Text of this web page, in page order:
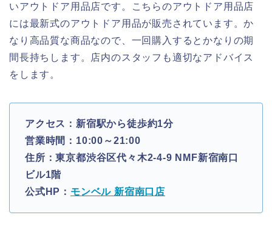
いアウトドア用品店です。こちらのアウトドア用品店
には最新式のアウトドア用品が販売されています。か
なり高品質な商品なので、一回購入するとかなりの期
間長持ちします。店内のスタッフも適切なアドバイス
をします。
アクセス：新宿駅から徒歩約1分
営業時間：10:00～21:00
住所：東京都渋谷区代々木2-4-9 NMF新宿南口
ビル1階
公式HP： モンベル 新宿南口店